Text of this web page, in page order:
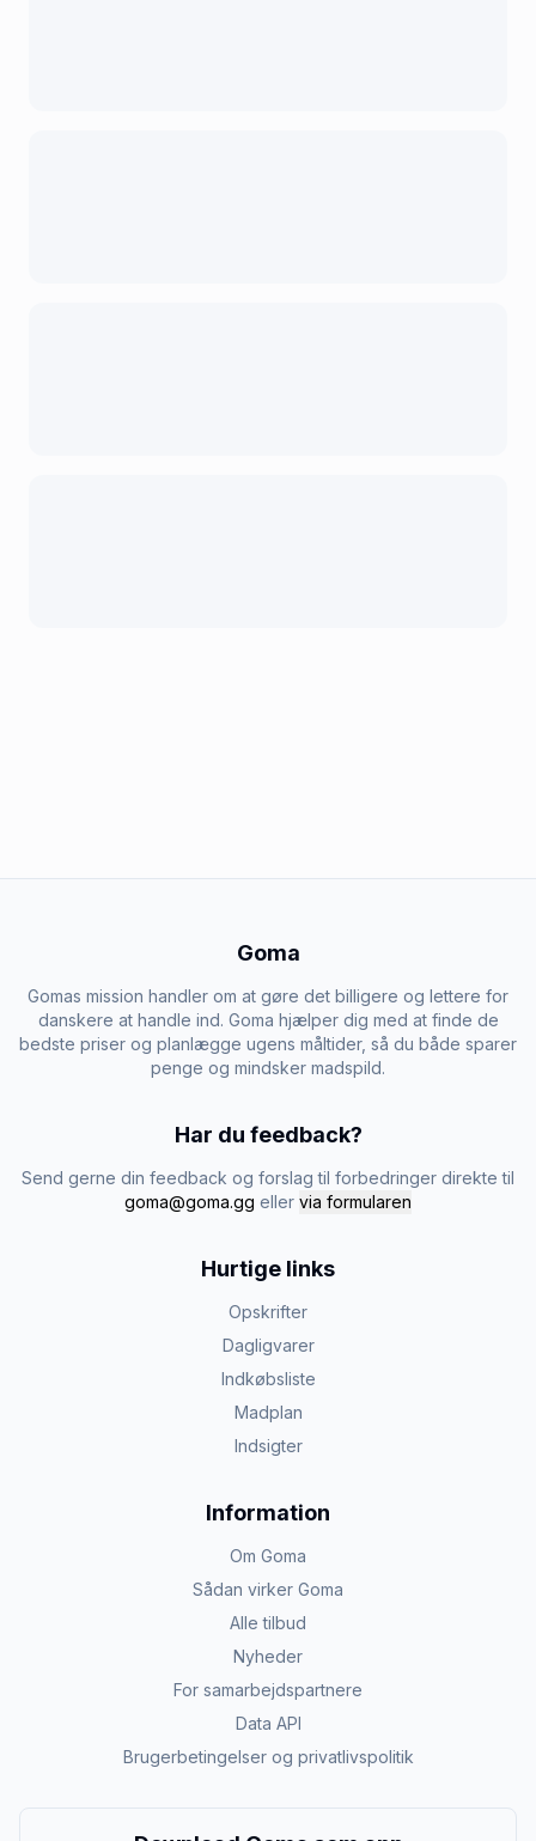
Goma
Gomas mission handler om at gøre det billigere og lettere for
danskere at handle ind. Goma hjælper dig med at finde de
bedste priser og planlægge ugens måltider, så du både sparer
penge og mindsker madspild.
Har du feedback?
Send gerne din feedback og forslag til forbedringer direkte til
goma@goma.gg eller via formularen
Hurtige links
Opskrifter
Dagligvarer
Indkøbsliste
Madplan
Indsigter
Information
Om Goma
Sådan virker Goma
Alle tilbud
Nyheder
For samarbejdspartnere
Data API
Brugerbetingelser og privatlivspolitik